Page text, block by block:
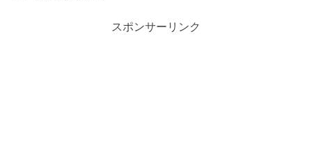
スポンサーリンク